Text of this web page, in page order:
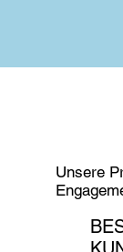
Unsere